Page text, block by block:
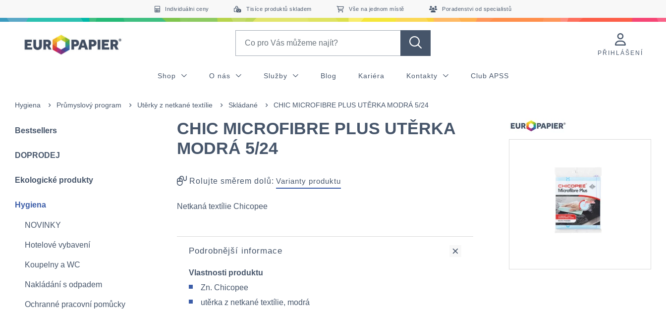
Individuálni ceny Tisíce produktů skladem Vše na jednom místě Poradenstvi od specialistů
PŘIHLÁŠENÍ
Shop O nás Služby Blog Kariéra Kontakty Club APSS
Hygiena Průmyslový program Utěrky z netkané textílie Skládané CHIC MICROFIBRE PLUS UTĚRKA MODRÁ 5/24
Bestsellers
DOPRODEJ
Ekologické produkty
Hygiena
NOVINKY
Hotelové vybavení
Koupelny a WC
Nakládání s odpadem
Ochranné pracovní pomůcky
CHIC MICROFIBRE PLUS UTĚRKA
MODRÁ 5/24
Rolujte směrem dolů: Varianty produktu
Netkaná textílie Chicopee
Podrobnější informace
Vlastnosti produktu
Zn. Chicopee
utěrka z netkané textílie, modrá